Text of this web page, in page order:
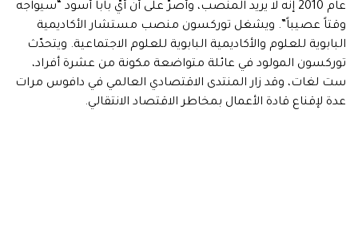
عام 2010 إنه لا يريد المنصب، وأصرّ على أنّ أيّ بابا أسود “سيواجه
وقتاً عصيباً”. ويشغل توركسون منصب مستشار الأكاديمية
البابوية للعلوم والأكاديمية البابوية للعلوم الاجتماعية. ويتحدّث
توركسون المولود في عائلة متواضعة مكونة من عشرة أفراد،
ست لغات، وقد زار المنتدى الاقتصادي العالمي في دافوس مرات
عدة لإقناع قادة الأعمال بمخاطر الاقتصاد الانتقالي.